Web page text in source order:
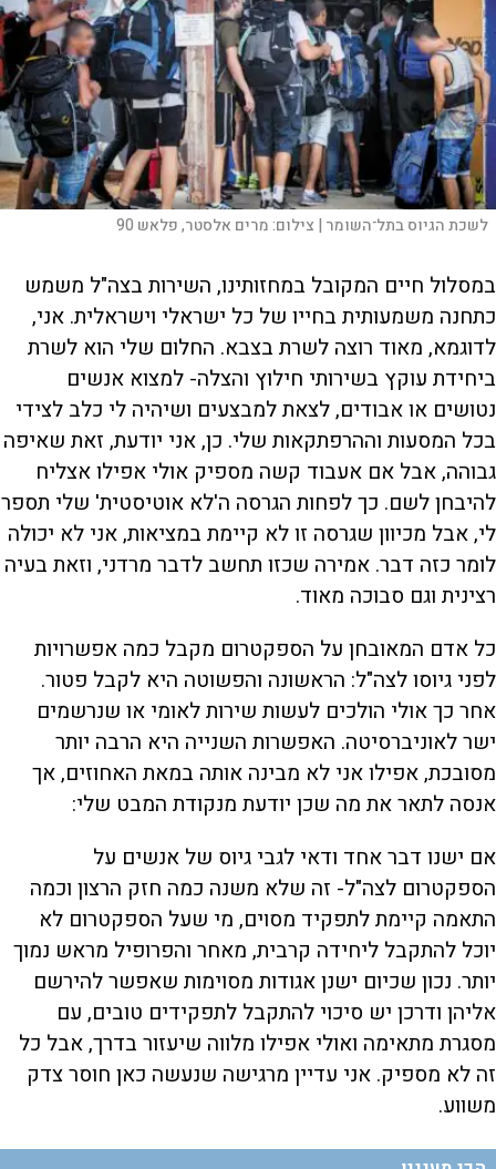
לשכת הגיוס בתל־השומר | צילום:מרים אלסטר, פלאש 90
במסלול חיים המקובל במחזותינו, השירות בצה"ל משמש
כתחנה משמעותית בחייו של כל ישראלי וישראלית. אני,
לדוגמא, מאוד רוצה לשרת בצבא. החלום שלי הוא לשרת
ביחידת עוקץ בשירותי חילוץ והצלה- למצוא אנשים
נטושים או אבודים, לצאת למבצעים ושיהיה לי כלב לצידי
בכל המסעות וההרפתקאות שלי. כן, אני יודעת, זאת שאיפה
גבוהה, אבל אם אעבוד קשה מספיק אולי אפילו אצליח
להיבחן לשם. כך לפחות הגרסה ה'לא אוטיסטית' שלי תספר
לי, אבל מכיוון שגרסה זו לא קיימת במציאות, אני לא יכולה
לומר כזה דבר. אמירה שכזו תחשב לדבר מרדני, וזאת בעיה
רצינית וגם סבוכה מאוד.
כל אדם המאובחן על הספקטרום מקבל כמה אפשרויות
לפני גיוסו לצה"ל: הראשונה והפשוטה היא לקבל פטור.
אחר כך אולי הולכים לעשות שירות לאומי או שנרשמים
ישר לאוניברסיטה. האפשרות השנייה היא הרבה יותר
מסובכת, אפילו אני לא מבינה אותה במאת האחוזים, אך
אנסה לתאר את מה שכן יודעת מנקודת המבט שלי:
אם ישנו דבר אחד ודאי לגבי גיוס של אנשים על
הספקטרום לצה"ל- זה שלא משנה כמה חזק הרצון וכמה
התאמה קיימת לתפקיד מסוים, מי שעל הספקטרום לא
יוכל להתקבל ליחידה קרבית, מאחר והפרופיל מראש נמוך
יותר. נכון שכיום ישנן אגודות מסוימות שאפשר להירשם
אליהן ודרכן יש סיכוי להתקבל לתפקידים טובים, עם
מסגרת מתאימה ואולי אפילו מלווה שיעזור בדרך, אבל כל
זה לא מספיק. אני עדיין מרגישה שנעשה כאן חוסר צדק
משווע.